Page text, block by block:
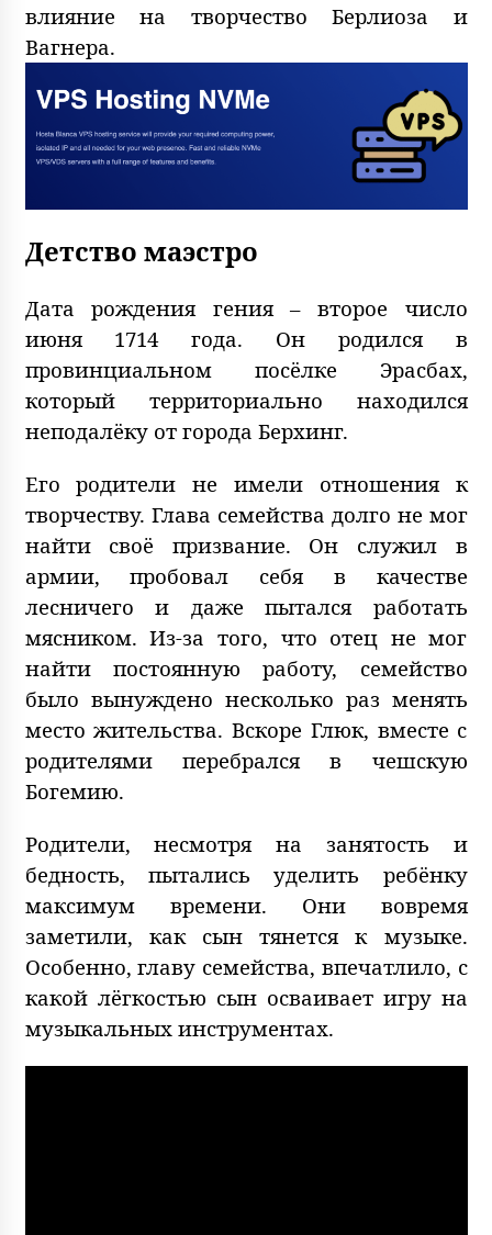
влияние на творчество Берлиоза и
Вагнера.
Детство маэстро
Дата рождения гения – второе число
июня 1714 года. Он родился в
провинциальном посёлке Эрасбах,
который территориально находился
неподалёку от города Берхинг.
Его родители не имели отношения к
творчеству. Глава семейства долго не мог
найти своё призвание. Он служил в
армии, пробовал себя в качестве
лесничего и даже пытался работать
мясником. Из-за того, что отец не мог
найти постоянную работу, семейство
было вынуждено несколько раз менять
место жительства. Вскоре Глюк, вместе с
родителями перебрался в чешскую
Богемию.
Родители, несмотря на занятость и
бедность, пытались уделить ребёнку
максимум времени. Они вовремя
заметили, как сын тянется к музыке.
Особенно, главу семейства, впечатлило, с
какой лёгкостью сын осваивает игру на
музыкальных инструментах.